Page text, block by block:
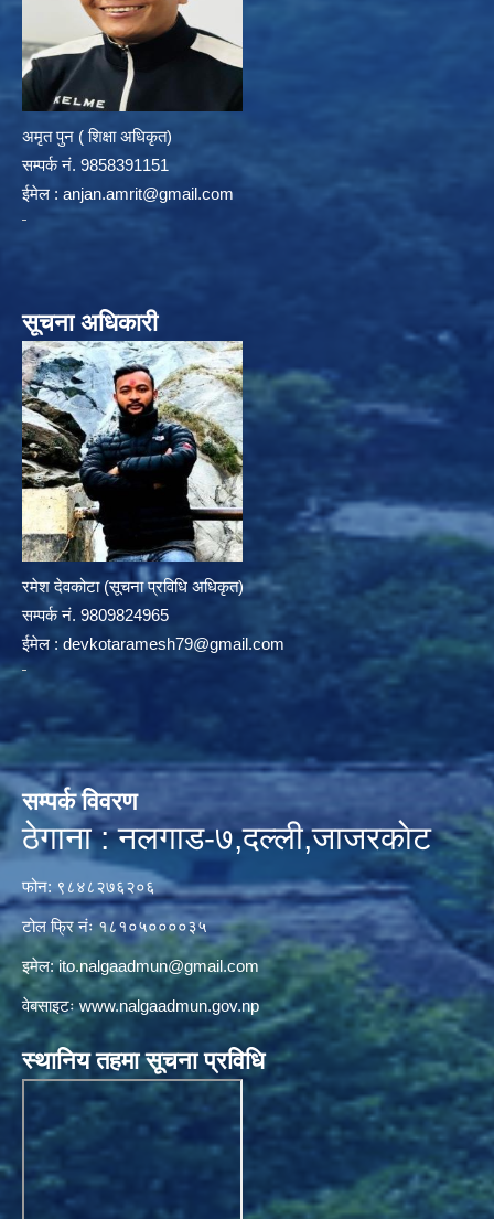
अमृत पुन ( शिक्षा अधिकृत)
सम्पर्क न‌ं. 9858391151
ईमेल : anjan.amrit@gmail.com
सूचना अधिकारी
रमेश देवकोटा (सूचना प्रविधि अधिकृत)
सम्पर्क न‌ं. 9809824965
ईमेल : devkotaramesh79@gmail.com
सम्पर्क विवरण
ठेगाना : नलगाड-७,दल्ली,जाजरकाेट
फोन: ९८४८२७६२०६
टोल फ्रि नंः १८१०५००००३५
इमेल:ito.nalgaadmun@gmail.com
वेबसाइटःwww.nalgaadmun.gov.np
स्थानिय तहमा सूचना प्रविधि